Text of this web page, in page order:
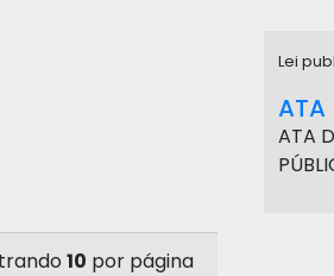
Lei
ATA
ATA
10 por página